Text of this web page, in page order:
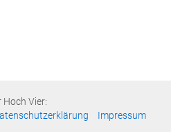
Hoch Vier:
Impressum